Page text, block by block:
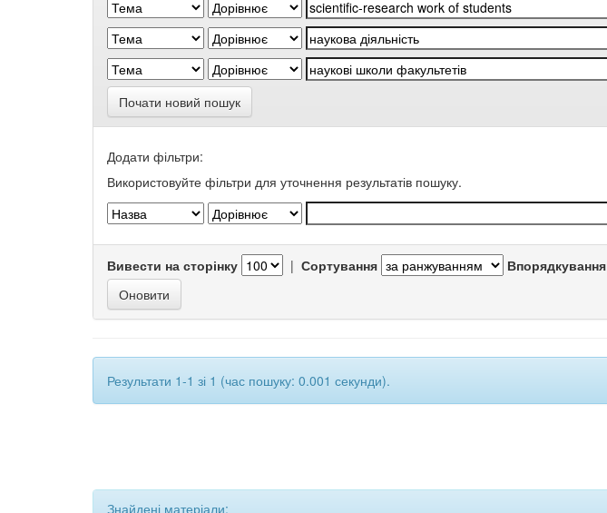
Почати новий пошук
Додати фільтри:
Використовуйте фільтри для уточнення результатів пошуку.
Вивести на сторінку | Сортування Впорядкування
Результати 1-1 зі 1 (час пошуку: 0.001 секунди).
Знайдені матеріали: